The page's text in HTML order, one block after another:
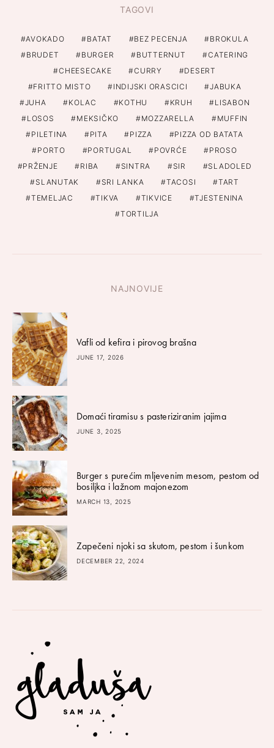
TAGOVI
AVOKADO BATAT BEZ PECENJA
BROKULA
BRUDET
BURGER BUTTERNUT
CATERING
CHEESECAKE
CURRY
DESERT
FRITTO MISTO
INDIJSKI ORASCICI
JABUKA
JUHA
KOLAC KOTHU KRUH
LISABON
LOSOS
MEKSIČKO MOZZARELLA
MUFFIN
PILETINA
PITA PIZZA
PIZZA OD BATATA
PORTO
PORTUGAL POVRĆE
PROSO
PRŽENJE
RIBA SINTRA SIR
SLADOLED
SLANUTAK
SRI LANKA TACOSI
TART
TEMELJAC
TIKVA TIKVICE
TJESTENINA
TORTILJA
NAJNOVIJE
Vafli od kefira i pirovog brašna
JUNE 17, 2026
Domaći tiramisu s pasteriziranim jajima
JUNE 3, 2025
Burger s purećim mljevenim mesom, pestom od
bosiljka i lažnom majonezom
MARCH 13, 2025
Zapečeni njoki sa skutom, pestom i šunkom
DECEMBER 22, 2024